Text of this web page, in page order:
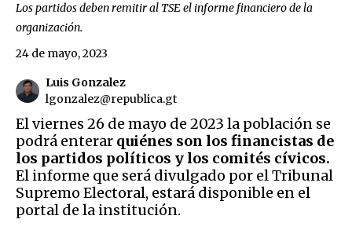
Los partidos deben remitir al TSE el informe financiero de la
organización.
Luis Gonzalez
lgonzalez@republica.gt
24 de mayo, 2023
El viernes 26 de mayo de 2023 la población se
podrá enterar quiénes son los financistas de
los partidos políticos y los comités cívicos.
El informe que será divulgado por el Tribunal
Supremo Electoral, estará disponible en el
portal de la institución.